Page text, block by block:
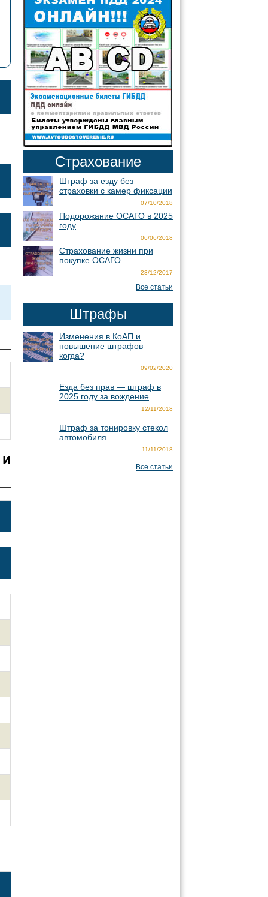
Страхование
Штраф за езду без
страховки с камер фиксации
07/10/2018
Подорожание ОСАГО в 2025
году
06/06/2018
Страхование жизни при
покупке ОСАГО
23/12/2017
Все статьи
Штрафы
Изменения в КоАП и
повышение штрафов —
когда?
09/02/2020
Езда без прав — штраф в
2025 году за вождение
12/11/2018
Штраф за тонировку стекол
автомобиля
11/11/2018
Все статьи